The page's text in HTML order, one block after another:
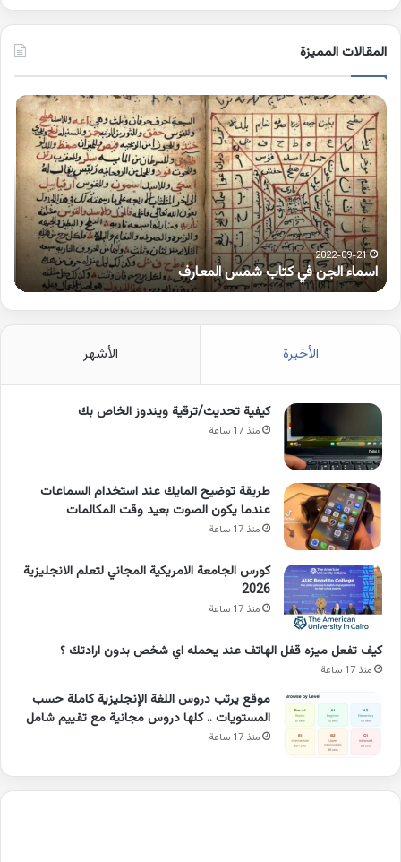
المقالات المميزة
كلمات
بها
همزة
متطرفة
على
الواو
2021-10-25
كلمات بها همزة متطرفة على الواو
الأخيرة الأشهر
كيفية تحديث/ترقية ويندوز الخاص بك
منذ 17 ساعة
طريقة توضيح المايك عند استخدام السماعات
عندما يكون الصوت بعيد وقت المكالمات
منذ 17 ساعة
كورس الجامعة الامريكية المجاني لتعلم الانجليزية
2026
منذ 17 ساعة
كيف تفعل ميزه قفل الهاتف عند يحمله اي شخص بدون ارادتك ؟
منذ 17 ساعة
موقع يرتب دروس اللغة الإنجليزية كاملة حسب
المستويات .. كلها دروس مجانية مع تقييم شامل
منذ 17 ساعة